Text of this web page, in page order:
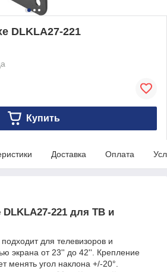
DLKLA27-221
Купить
Доставка Оплата
221 для ТВ и
для телевизоров и
экрана от 23'' до 42''. Крепление
менять угол наклона +/-20°.